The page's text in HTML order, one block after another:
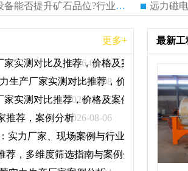
远力磁电大块干选磁选机，实力厂家设备能否提升矿石品位?行业趋势、厂家调研全解析
更多+
2026-08-08
实测对比及推荐，价格及案例分析
2026-08-08
生产厂家实测对比推荐，价格及案例分析
2026-08-07
实测对比推荐，价格及案例分析
2026-08-06
推荐，案例分析
2026-08-06
实力厂家、现场案例与行业参考
2026-08-05
，多维度筛选指南与案例分析
最新工